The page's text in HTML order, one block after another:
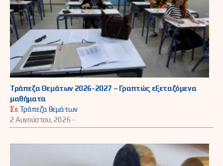
Τράπεζα Θεμάτων 2026-2027 – Γραπτώς εξεταζόμενα
μαθήματα
ΣεΤράπεζα θεμάτων
2 Αυγούστου, 2026 -